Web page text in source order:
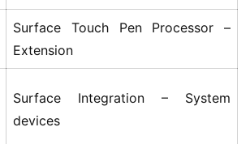
Surface Touch Pen Processor –
Extension
Surface Integration – System
devices